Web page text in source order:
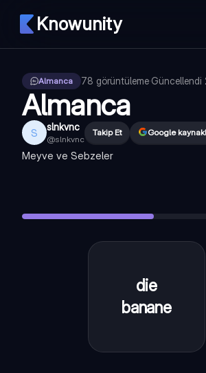
Knowunity
Almanca 78 görüntüleme·Güncellendi
Almanca
S slnkvnc
@slnkvnc
Takip Et Google
Meyve ve Sebzeler
die
banane
muz
der salat—marul
elma
salatalık